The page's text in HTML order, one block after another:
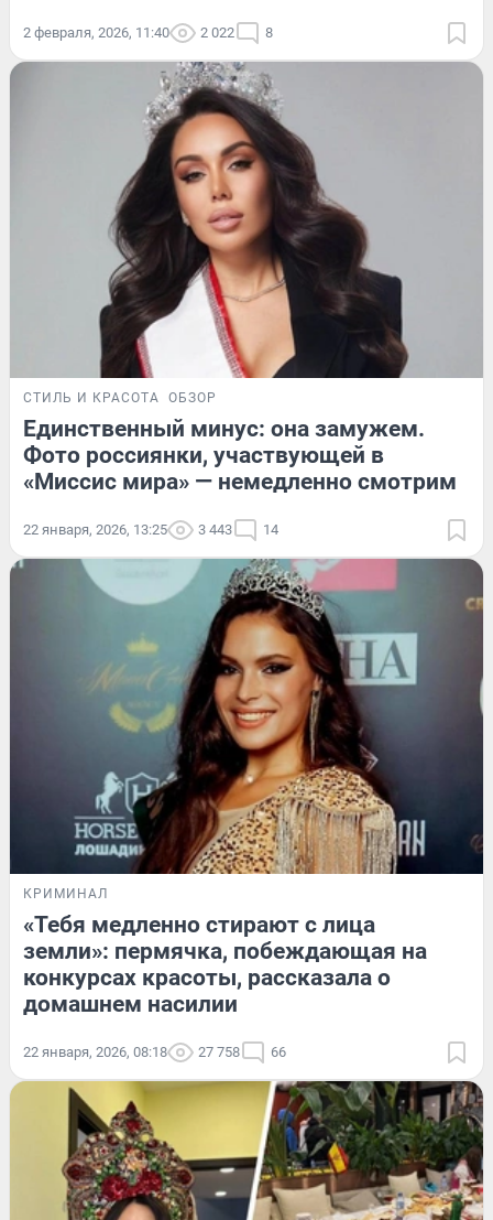
2 февраля, 2026, 11:40 2 022 8
СТИЛЬ И КРАСОТА ОБЗОР
Единственный минус: она замужем.
Фото россиянки, участвующей в
«Миссис мира» — немедленно смотрим
22 января, 2026, 13:25 3 443 14
КРИМИНАЛ
«Тебя медленно стирают с лица
земли»: пермячка, побеждающая на
конкурсах красоты, рассказала о
домашнем насилии
22 января, 2026, 08:18 27 758 66